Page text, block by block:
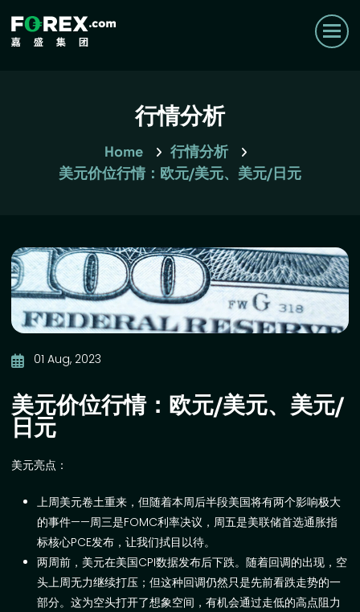
行情分析
Home
行情分析
美元价位行情：欧元/美元、美元/日元
01 Aug, 2023
美元价位行情：欧元/美元、美元/
日元
美元亮点：
上周美元卷土重来 ，但随着本周后半段美国将有两个影响极大
的事件——周三是FOMC利率决议，周五是美联储首选通胀指
标核心PCE发布，让我们拭目以待。
两周前，美元在美国CPI数据发布后下跌。随着回调的出现，空
头上周无力继续打压；但这种回调仍然只是先前看跌走势的一
部分。这为空头打开了想象空间，有机会通过走低的高点阻力